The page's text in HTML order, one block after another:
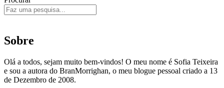
Sobre
Olá a todos, sejam muito bem-vindos! O meu nome é Sofia Teixeira
e sou a autora do BranMorrighan, o meu blogue pessoal criado a 13
de Dezembro de 2008.